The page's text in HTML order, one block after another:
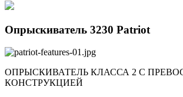
Опрыскиватель 3230 Patriot
ОПРЫСКИВАТЕЛЬ КЛАССА 2 С
КОНСТРУКЦИЕЙ